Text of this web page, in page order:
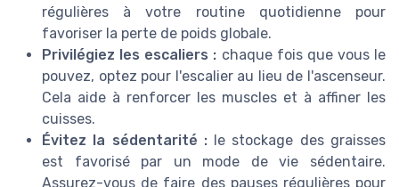
régulières à votre routine quotidienne pour
favoriser la perte de poids globale.
Privilégiez les escaliers : chaque fois que vous le
pouvez, optez pour l'escalier au lieu de l'ascenseur.
Cela aide à renforcer les muscles et à affiner les
cuisses.
Évitez la sédentarité :le stockage des graisses
est favorisé par un mode de vie sédentaire.
Assurez-vous de faire des pauses régulières pour